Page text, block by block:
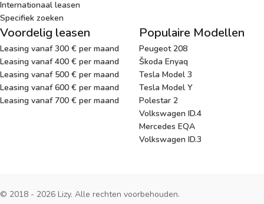
Internationaal leasen
Specifiek zoeken
Voordelig leasen
Leasing vanaf 300 € per maand
Leasing vanaf 400 € per maand
Leasing vanaf 500 € per maand
Leasing vanaf 600 € per maand
Leasing vanaf 700 € per maand
Populaire Modellen
Peugeot 208
Škoda Enyaq
Tesla Model 3
Tesla Model Y
Polestar 2
Volkswagen ID.4
Mercedes EQA
Volkswagen ID.3
© 2018 - 2026 Lizy. Alle rechten voorbehouden.